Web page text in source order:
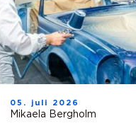
05. juli 2026
Mikaela Bergholm